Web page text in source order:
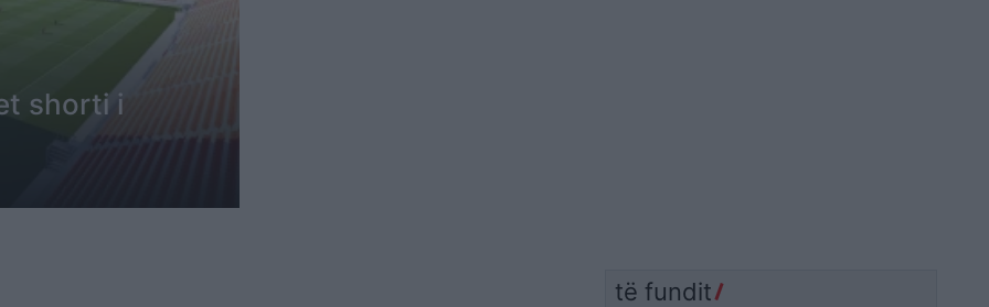
shorti i
të fundit